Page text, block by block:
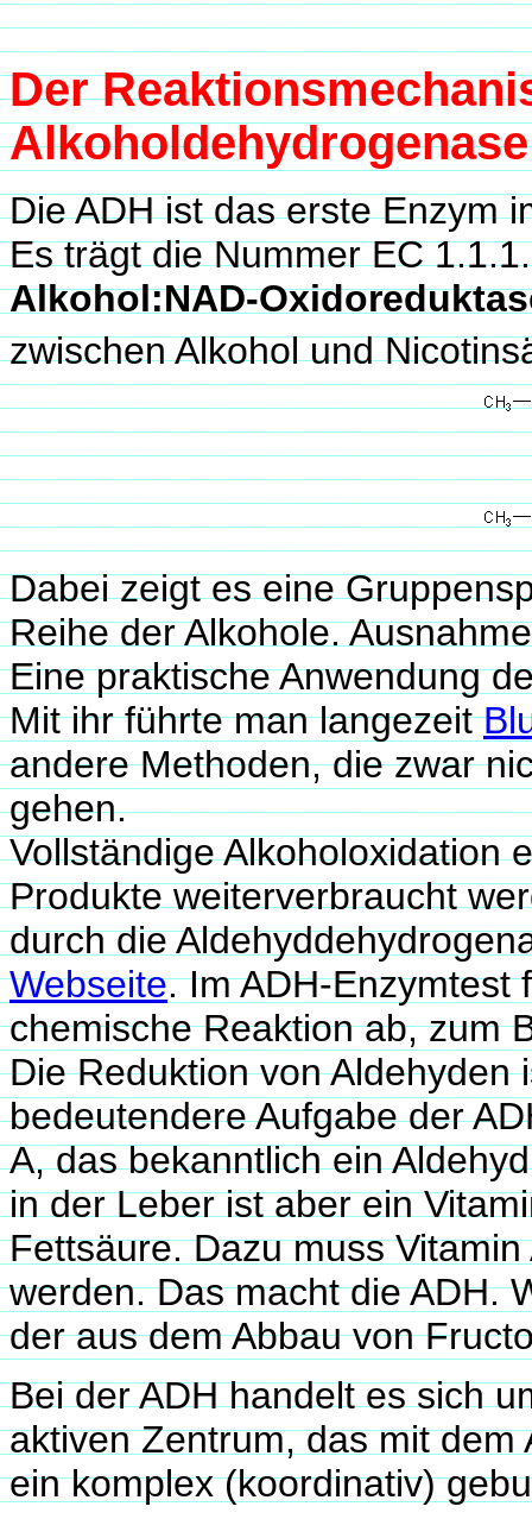
Der
Die ADH ist das erste Enzym
Es trägt die Nummer EC
Alkohol:NAD-
zwischen Alkohol und
Dabei zeigt es eine
Reihe der Alkohole.
Eine praktische Anwendung
Mit ihr führte man langezeit
andere Methoden, die zwar
gehen.
Vollständige Alkoholoxidation
Produkte weiterverbraucht
durch die
Webseite. Im ADH-Enzymtest
chemische Reaktion ab, zum
Die Reduktion von Aldehyden
bedeutendere Aufgabe der
A, das bekanntlich ein
in der Leber ist aber ein
Fettsäure. Dazu muss
werden. Das macht die ADH.
der aus dem Abbau von
Bei der ADH handelt es sich
aktiven Zentrum, das mit
ein komplex (koordinativ)